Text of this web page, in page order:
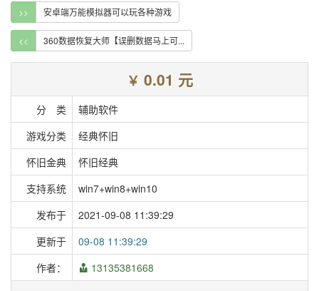
>> 安卓端万能模拟器可以玩各种游戏
<< 360数据恢复大师【误删数据马上可...
￥ 0.01 元
分 类
辅助软件
游戏分类
经典怀旧
怀旧金典
怀旧经典
支持系统
win7+win8+win10
发布于
2021-09-08 11:39:29
更新于
09-08 11:39:29
作者：
13135381668